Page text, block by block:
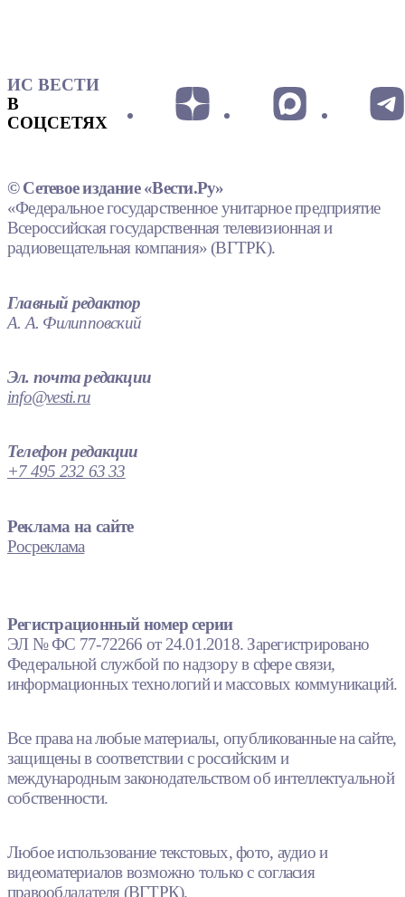
ИС ВЕСТИ
В
СОЦСЕТЯХ
© Сетевое издание «Вести.Ру»
«Федеральное государственное унитарное предприятие
Всероссийская государственная телевизионная и
радиовещательная компания» (ВГТРК).
Главный редактор
А. А. Филипповский
Эл. почта редакции
info@vesti.ru
Телефон редакции
+7 495 232 63 33
Реклама на сайте
Росреклама
Регистрационный номер серии
ЭЛ № ФС 77-72266 от 24.01.2018. Зарегистрировано
Федеральной службой по надзору в сфере связи,
информационных технологий и массовых коммуникаций.
Все права на любые материалы, опубликованные на сайте,
защищены в соответствии с российским и
международным законодательством об интеллектуальной
собственности.
Любое использование текстовых, фото, аудио и
видеоматериалов возможно только с согласия
правообладателя (ВГТРК).